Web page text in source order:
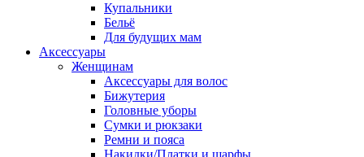
Купальники
Бельё
Для будущих мам
Аксессуары
Женщинам
Аксессуары для волос
Бижутерия
Головные уборы
Сумки и рюкзаки
Ремни и пояса
Накидки/Платки и шарфы